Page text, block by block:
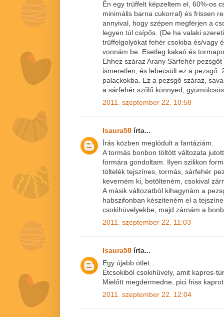
Én egy trüffelt képzeltem el, 60%-os
minimális barna cukorral) és frissen
annyival, hogy szépen megférjen a
legyen túl csípős. (De ha valaki
trüffelgolyókat fehér csokiba és/vagy
vonnám be. Esetleg kakaó és
Ehhez száraz Arany Sárfehér
ismeretlen, és lebecsült ez a pezsgő.
palackokba. Ez a pezsgő száraz,
a sárfehér szőlő könnyed,
2011. szeptember 22. 10:58
Isaura58 írta...
Írás közben meglódult a fantáziám.
A tormás bonbon töltött változata
formára gondoltam. Ilyen szilikon
töltelék tejszínes, tormás, sárfehér
keverném ki, betölteném, csokival
A másik változatból kihagynám a
habszifonban készíteném el a
csokihüvelyekbe, majd zárnám a
2011. szeptember 22. 11:03
Isaura58 írta...
Egy újabb ötlet...
Étcsokiból csokihüvely, amit kapros-
Mielőtt megdermedne, pici friss
2011. szeptember 22. 12:04